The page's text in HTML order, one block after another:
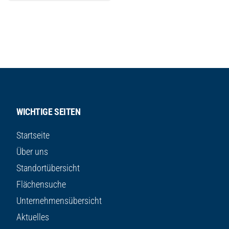
WICHTIGE SEITEN
Startseite
Über uns
Standortübersicht
Flächensuche
Unternehmensübersicht
Aktuelles